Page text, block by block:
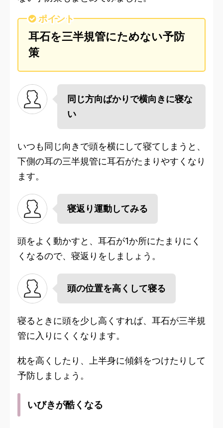
ポイント
耳石を三半規管にためない予防
策
同じ方向ばかりで横向きに寝な
い
いつも同じ向きで頭を横にして寝てしまうと、
下側の耳の三半規管に耳石がたまりやすくなり
ます。
寝返り運動してみる
頭をよく動かすと、耳石が1か所にたまりにく
くなるので、寝返りをしましょう。
頭の位置を高くして寝る
寝るときに頭を少し高くすれば、耳石が三半規
管に入りにくくなります。
枕を高くしたり、上半身に傾斜をつけたりして
予防しましょう。
いびきが酷くなる